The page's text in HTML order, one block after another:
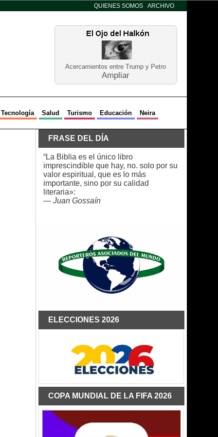
QUIENES SOMOS ARCHIVO
Acercamientos entre Trump y Petro
Ampliar
Tecnología Salud Turismo Educación Neira
FRASE DEL DÍA
“La Biblia es el único libro
imprescindible que hay, no. solo por su
valor espiritual, que es lo más
importante, sino por su calidad
literaria»:
— Juan Gossaín
ELECCIONES 2026
COPA MUNDIAL DE LA FIFA 2026